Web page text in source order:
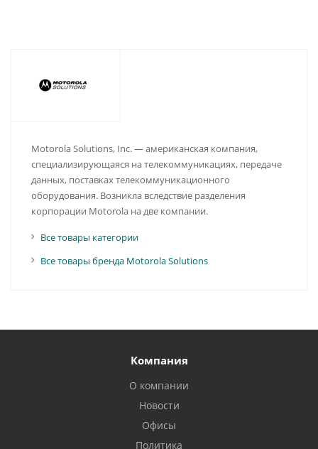
Motorola Solutions, Inc. — американская компания,
специализирующаяся на телекоммуникациях, передаче
данных, поставках телекоммуникационного
оборудования. Возникла вследствие разделения
корпорации Motorola на две компании.
Все товары категории
Все товары бренда Motorola Solutions
Компания
О компании
Новости
Офисы
Политика